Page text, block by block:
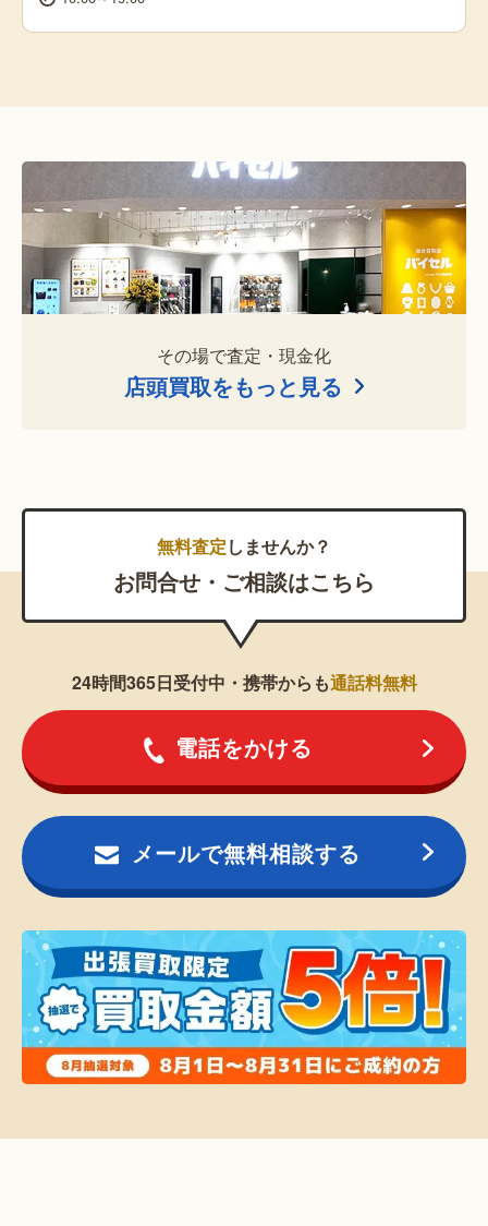
その場で査定・現金化
店頭買取をもっと見る
無料査定しませんか？
お問合せ・ご相談はこちら
24時間365日受付中・携帯からも通話料無料
電話をかける
メールで無料相談する